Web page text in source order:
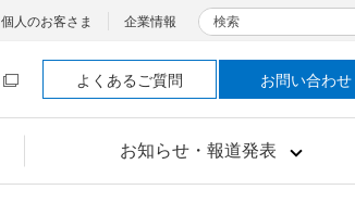
お知らせ・報道発表
個人のお客さま 企業情報 検索
よくあるご質問 お問い合わせ